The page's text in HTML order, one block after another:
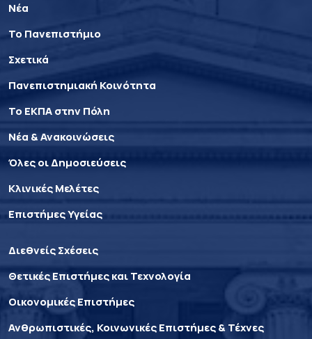
Νέα
Το Πανεπιστήμιο
Σχετικά
Πανεπιστημιακή Κοινότητα
Το ΕΚΠΑ στην Πόλη
Νέα & Ανακοινώσεις
Όλες οι Δημοσιεύσεις
Κλινικές Μελέτες
Επιστήμες Υγείας
Διεθνείς Σχέσεις
Θετικές Επιστήμες και Τεχνολογία
Οικονομικές Επιστήμες
Ανθρωπιστικές, Κοινωνικές Επιστήμες & Τέχνες